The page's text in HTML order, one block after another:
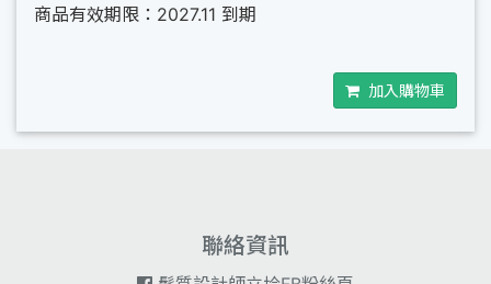
商品有效期限：2027.11 到期
加入購物車
聯絡資訊